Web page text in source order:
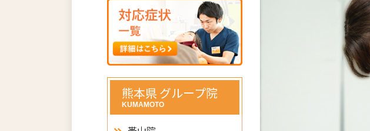
熊本県 グループ院
KUMAMOTO